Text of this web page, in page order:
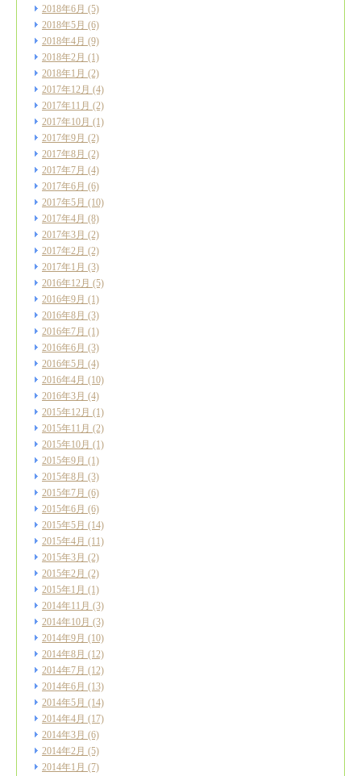
2018年6月 (5)
2018年5月 (6)
2018年4月 (9)
2018年2月 (1)
2018年1月 (2)
2017年12月 (4)
2017年11月 (2)
2017年10月 (1)
2017年9月 (2)
2017年8月 (2)
2017年7月 (4)
2017年6月 (6)
2017年5月 (10)
2017年4月 (8)
2017年3月 (2)
2017年2月 (2)
2017年1月 (3)
2016年12月 (5)
2016年9月 (1)
2016年8月 (3)
2016年7月 (1)
2016年6月 (3)
2016年5月 (4)
2016年4月 (10)
2016年3月 (4)
2015年12月 (1)
2015年11月 (2)
2015年10月 (1)
2015年9月 (1)
2015年8月 (3)
2015年7月 (6)
2015年6月 (6)
2015年5月 (14)
2015年4月 (11)
2015年3月 (2)
2015年2月 (2)
2015年1月 (1)
2014年11月 (3)
2014年10月 (3)
2014年9月 (10)
2014年8月 (12)
2014年7月 (12)
2014年6月 (13)
2014年5月 (14)
2014年4月 (17)
2014年3月 (6)
2014年2月 (5)
2014年1月 (7)